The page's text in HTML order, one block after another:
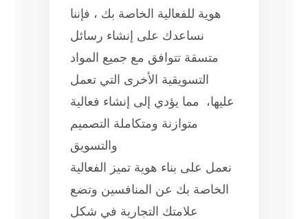
هوية للفعالية الخاصة بك ، فإننا
نساعدك على إنشاء رسائل
متسقة تتوافق مع جميع المواد
التسويقية الأخرى التي تعمل
عليها، مما يؤدي إلى إنشاء فعالية
متوازنة ومتكاملة التصميم
والتسويق
نعمل على بناء هوية تميز الفعالية
الخاصة بك عن المنافسين وتضع
علامتك التجارية في شكل